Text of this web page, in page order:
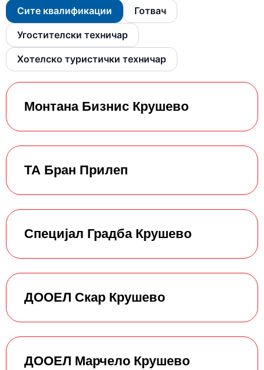
Сите квалификации Готвач
Угостителски техничар
Хотелско туристички техничар
Монтана Бизнис Крушево
ТА Бран Прилеп
Специјал Градба Крушево
ДООЕЛ Скар Крушево
ДООЕЛ Марчело Крушево